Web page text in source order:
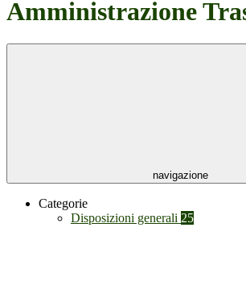
Amministrazione
navigazione
Categorie
Disposizioni generali 25